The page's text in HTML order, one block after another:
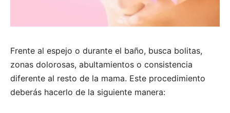
Frente al espejo o durante el baño, busca bolitas,
zonas dolorosas, abultamientos o consistencia
diferente al resto de la mama. Este procedimiento
deberás hacerlo de la siguiente manera: